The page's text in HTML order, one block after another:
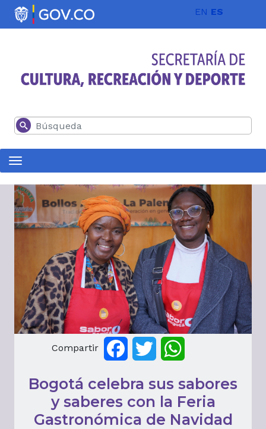
Pasar al contenido principal EN ES
Buscar
Compartir FacebookTwitter
Bogotá celebra sus sabores
y saberes con la Feria
Gastronómica de Navidad